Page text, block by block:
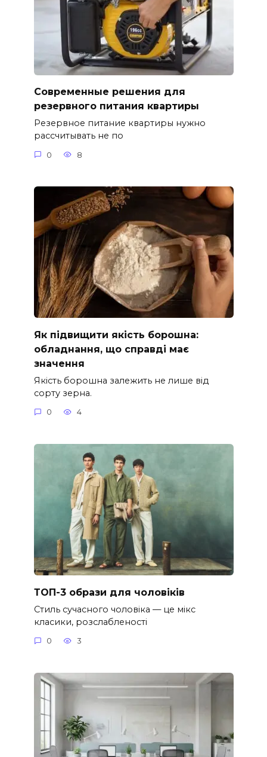
Современные решения для
резервного питания квартиры
Резервное питание квартиры нужно
рассчитывать не по
0 8
Як підвищити якість борошна:
обладнання, що справді має
значення
Якість борошна залежить не лише від
сорту зерна.
0 4
ТОП-3 образи для чоловіків
Стиль сучасного чоловіка — це мікс
класики, розслабленості
0 3